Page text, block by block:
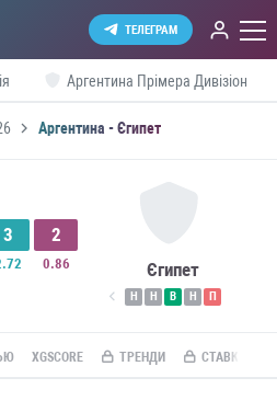
ТЕЛЕГРАМ
Аргентина Прімера Дивізіон
Аргентина - Єгипет
3 2
0.86 Єгипет
Н Н В Н П
XGSCORE ТРЕНДИ СТАВКИ ПО